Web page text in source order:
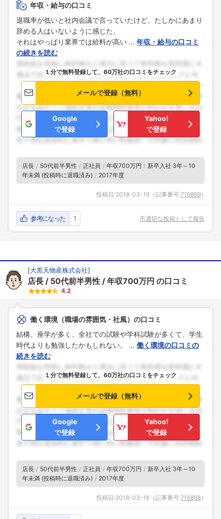
フォローしました
年収・給与の口コミ
退職率が低いと社内会議で言っていたけど、たしかにあまり
辞める人はいないように感じた。
それはやっぱり業界では給料が高い ... 年収・給与の口コミ
の続きを読む
１分で無料登録して、60万社の口コミをチェック
メールで登録（無料）
Google
で登録
Yahoo!
で登録
店長 50代前半男性 正社員 年収700万円
新卒入社 3年～10
年未満 (投稿時に退職済み)
2017年度
投稿日:2018-03-16 （記事番号:716869）
参考になった 1 不適切な投稿として報告
[大黒天物産株式会社]
店長 50代前半男性 年収700万円 の口コミ
4.2
働く環境（職場の雰囲気・社風）の口コミ
結構、座学が多く、全社での試験や学科試験が多くて、学生
時代よりも勉強したかもしれない。 ... 働く環境の口コミの
続きを読む
１分で無料登録して、60万社の口コミをチェック
メールで登録（無料）
Google
で登録
Yahoo!
で登録
店長 50代前半男性 正社員 年収700万円
新卒入社 3年～10
年未満 (投稿時に退職済み)
2017年度
投稿日:2018-03-16 （記事番号:716868）